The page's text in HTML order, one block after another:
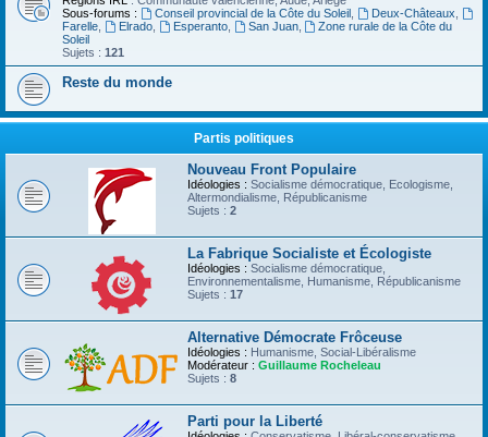
Sous-forums :
Conseil provincial de la Côte du Soleil, Deux-Châteaux
Farelle
Elrado, Esperanto, San Juan,
Zone rurale de la Côte du
Soleil
Sujets : 121
Reste du monde
Partis politiques
Nouveau Front Populaire
Idéologies : Socialisme démocratique, Ecologisme,
Altermondialisme, Républicanisme
Sujets : 2
La Fabrique Socialiste et Écologiste
Idéologies : Socialisme démocratique,
Environnementalisme, Humanisme, Républicanisme
Sujets : 17
Alternative Démocrate Frôceuse
Idéologies : Humanisme, Social-Libéralisme
Modérateur : Guillaume Rocheleau
Sujets : 8
Parti pour la Liberté